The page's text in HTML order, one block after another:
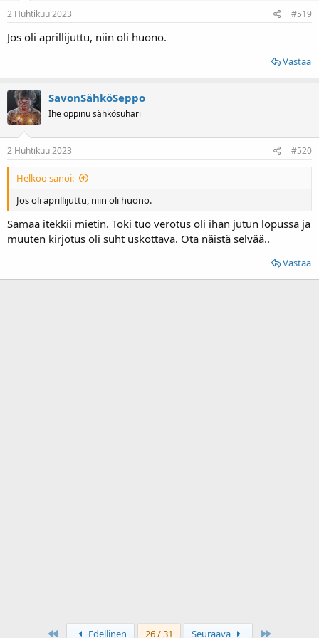
2 Huhtikuu 2023 #519
Jos oli aprillijuttu, niin oli huono.
Vastaa
SavonSähköSeppo
Ihe oppinu sähkösuhari
2 Huhtikuu 2023 #520
Helkoo sanoi:
Jos oli aprillijuttu, niin oli huono.
Samaa itekkii mietin. Toki tuo verotus oli ihan jutun lopussa ja
muuten kirjotus oli suht uskottava. Ota näistä selvää..
Vastaa
Ensimmäinen
Edellinen 26 / 31 Seuraava